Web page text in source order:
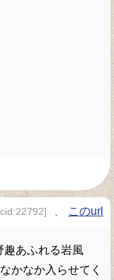
このurl
趣あふれる岩風
かなか入らせてく